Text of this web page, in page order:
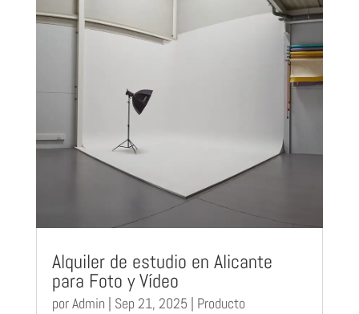
Alquiler de estudio en Alicante
para Foto y Vídeo
porAdmin | Sep 21, 2025 | Producto